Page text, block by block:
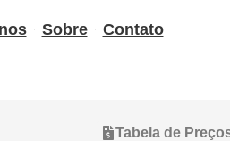
Sobre Contato
Tabela de